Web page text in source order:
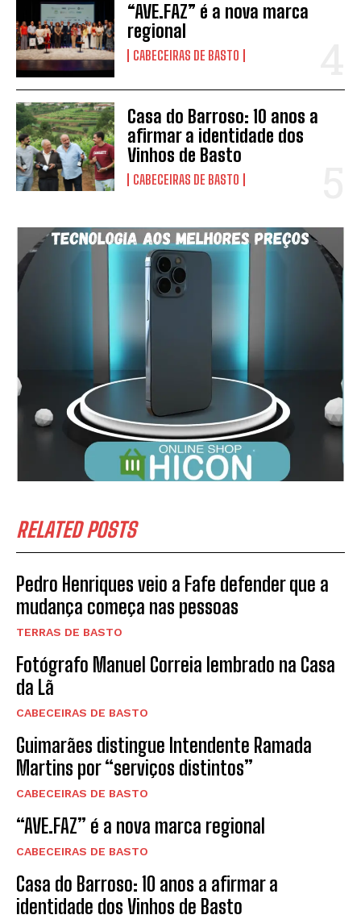
SUBSCREVER
Li e aceito a vossaPolitica de Privacidade
“AVE.FAZ” é a nova marca
regional
CABECEIRAS DE BASTO
Casa do Barroso: 10 anos a
afirmar a identidade dos
Vinhos de Basto
CABECEIRAS DE BASTO
RELATED POSTS
Pedro Henriques veio a Fafe defender que a
mudança começa nas pessoas
TERRAS DE BASTO
Fotógrafo Manuel Correia lembrado na Casa
da Lã
CABECEIRAS DE BASTO
Guimarães distingue Intendente Ramada
Martins por “serviços distintos”
CABECEIRAS DE BASTO
“AVE.FAZ” é a nova marca regional
CABECEIRAS DE BASTO
Casa do Barroso: 10 anos a afirmar a
identidade dos Vinhos de Basto